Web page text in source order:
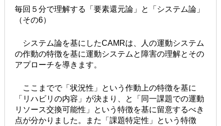
毎回５分で理解する「要素還元論」と「システム論」
（その6）
システム論を基にしたCAMRは、人の運動システム
の作動の特徴を基に運動システムと障害の理解とその
アプローチを導きます。
ここまでで「状況性」という作動上の特徴を基に
「リハビリの内容」が決まり、と「同一課題での運動
リソース交換可能性」という特徴を基に留意するべき
点が分かりました。また「課題特定性」という特徴